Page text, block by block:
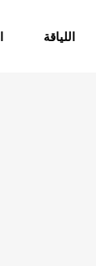
اللياقة